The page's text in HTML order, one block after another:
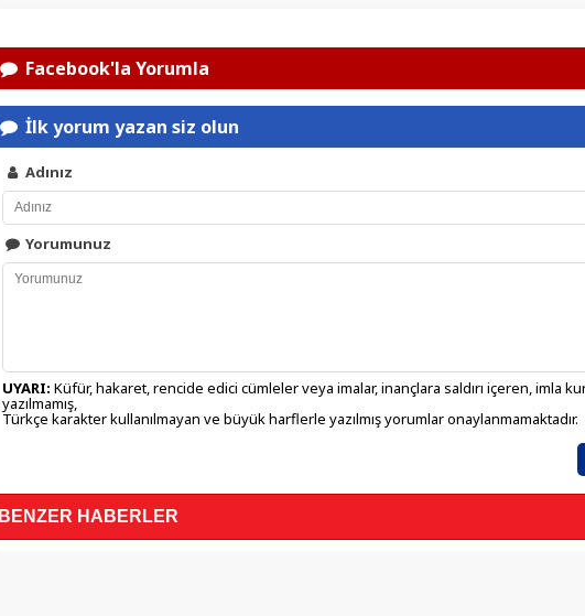
Facebook'la Yorumla
İlk yorum yazan siz olun
Adınız
Yorumunuz
UYARI: Küfür, hakaret, rencide edici cümleler veya imalar, inançlara saldırı içeren, imla
yazılmamış,
Türkçe karakter kullanılmayan ve büyük harflerle yazılmış yorumlar onaylanmamaktadır.
BENZER HABERLER